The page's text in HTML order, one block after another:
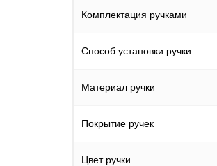
Комплектация ручками
Способ установки ручки
Материал ручки
Покрытие ручек
Цвет ручки